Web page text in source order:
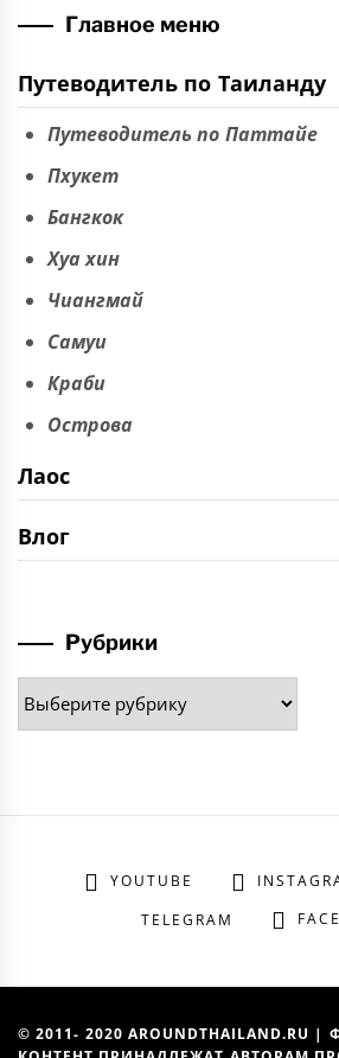
Главное меню
Путеводитель по Таиланду
Путеводитель по Паттайе
Пхукет
Бангкок
Хуа хин
Чиангмай
Самуи
Краби
Острова
Лаос
Влог
Рубрики
Рубрики
YOUTUBE
TELEGRAM
© 2011- 2020 AROUNDTHAILAND.RU